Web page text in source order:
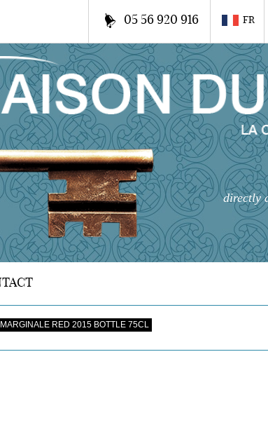
FR
05 56 920 916
directly
RED 2015 BOTTLE 75CL